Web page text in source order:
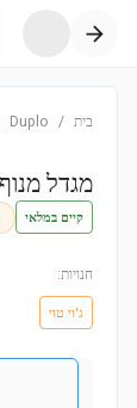
בית /
Duplo
מגדל
קיים במלאי
חנויות:
ג'וי טוי